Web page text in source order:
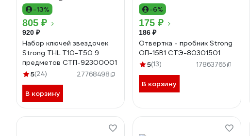
-13%
805 ₽
920 ₽
Набор ключей звездочек
Strong THL T10-T50 9
предметов СТП-92300001
5(24) 27768498
В корзину
-6%
175 ₽
186 ₽
Отвертка - пробник Strong
ОП-15B1 СТЭ-80301501
5(13) 17863765
В корзину